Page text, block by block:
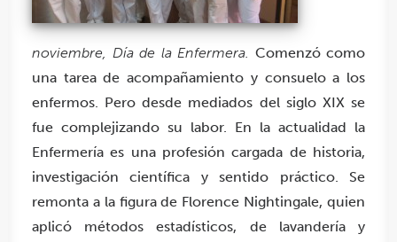
noviembre, Día de la Enfermera. Comenzó como
una tarea de acompañamiento y consuelo a los
enfermos. Pero desde mediados del siglo XIX se
fue complejizando su labor. En la actualidad la
Enfermería es una profesión cargada de historia,
investigación científica y sentido práctico. Se
remonta a la figura de Florence Nightingale, quien
aplicó métodos estadísticos, de lavandería y